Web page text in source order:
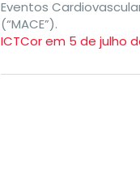
Eventos
(“MACE”).
ICTCor em 5 de julho